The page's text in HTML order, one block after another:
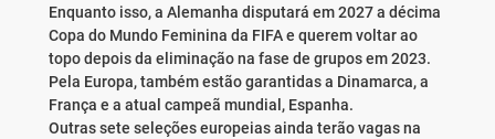
Enquanto isso, a Alemanha disputará em 2027 a décima
Copa do Mundo Feminina da FIFA e querem voltar ao
topo depois da eliminação na fase de grupos em 2023.
Pela Europa, também estão garantidas a Dinamarca, a
França e a atual campeã mundial, Espanha.
Outras sete seleções europeias ainda terão vagas na